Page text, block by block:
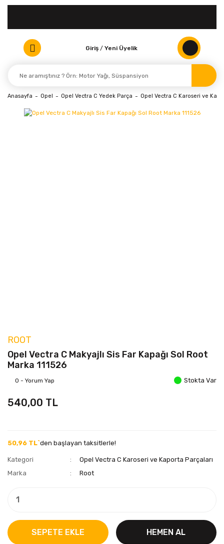
Giriş / Yeni Üyelik
Anasayfa Opel Opel Vectra C Yedek Parça Opel Vectra C Karoseri ve
ROOT
Opel Vectra C Makyajlı Sis Far Kapağı Sol Root
Marka 111526
0 - Yorum Yap Stokta Var
540,00 TL
50,96 TL`den başlayan taksitlerle!
Kategori
Opel Vectra C Karoseri ve Kaporta Parçaları
Marka
Root
SEPETE EKLE HEMEN AL